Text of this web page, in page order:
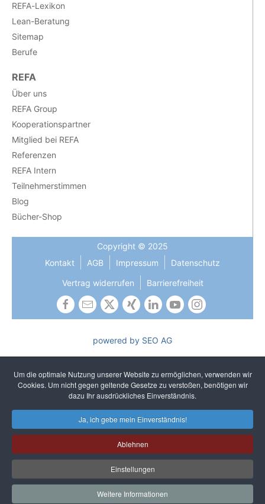
Um die optimale Nutzung unserer Website zu ermöglichen, verwenden wir
Cookies. Um nicht gegen geltende Gesetze zu verstoßen, benötigen wir
dazu Ihr ausdrückliches Einverständnis.
Ja, ich gebe mein Einverständnis!
Ablehnen
Einstellungen
Weitere Informationen
REFA-Lexikon
Lean-Beratung
Sitemap
Berufe
REFA
Über uns
REFA Group
Kooperationspartner
Mitglied bei REFA
Referenzen
REFA Intern
Teilnehmerstimmen
Blog
Bücher-Shop
Copyright © 2025
Kontakt
AGB Impressum
Datenschutz
Vertrag widerrufen
Barrierefreiheit
powered by SEO AG
gehört zu unseren gelebten Kernwerten. In Texten verzichten
wir auf sprachliches Gendern, um ein einheitliches und
unkompliziertes Lesen zu gewährleisten. Selbstverständlich